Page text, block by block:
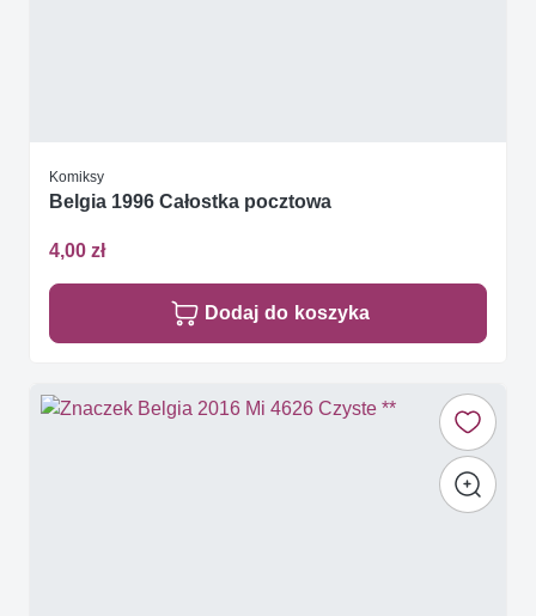
Komiksy
Belgia 1996 Całostka pocztowa
4,00 zł
Dodaj do koszyka